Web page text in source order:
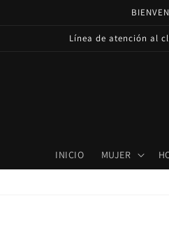
Línea de atención al
INICIO MUJER